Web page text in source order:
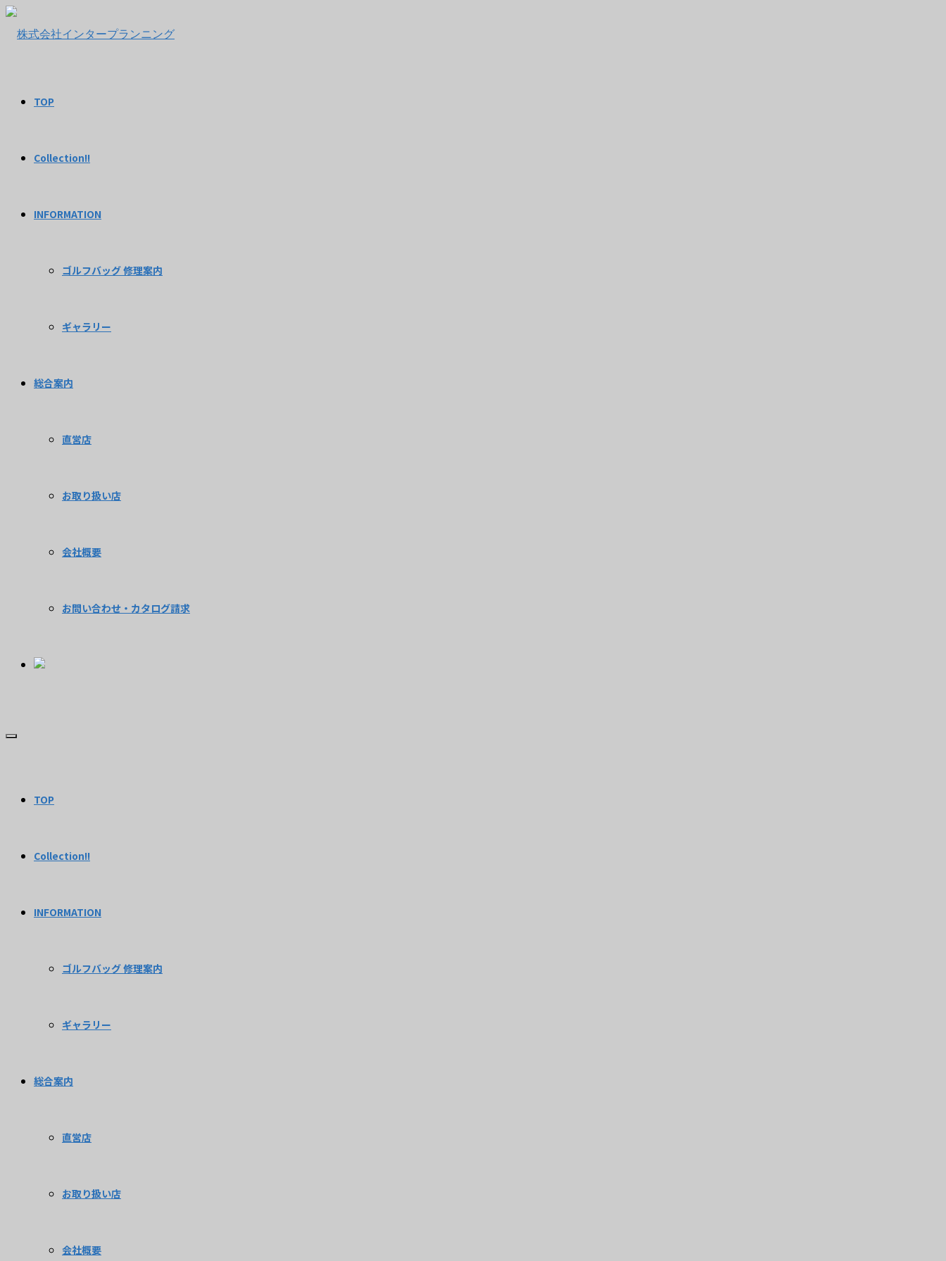
TOP
Collection!!
INFORMATION
ゴルフバッグ 修理案内
ギャラリー
総合案内
直営店
お取り扱い店
会社概要
お問い合わせ・カタログ請求
TOP
Collection!!
INFORMATION
ゴルフバッグ 修理案内
ギャラリー
総合案内
直営店
お取り扱い店
会社概要